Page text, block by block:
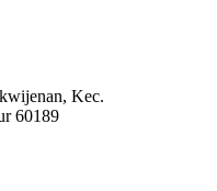
Kec.
60189